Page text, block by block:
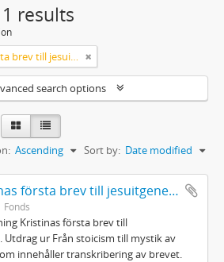
results
Drottning Kristinas första brev till jesuitgeneralen 1651
search options
Sort by: Date modified
Ascending
Drottning Kristinas första brev till jesuitgeneralen 1651
Fonds
Kristinas första brev till
Utdrag ur Från stoicism till mystik av
innehåller transkribering av brevet.